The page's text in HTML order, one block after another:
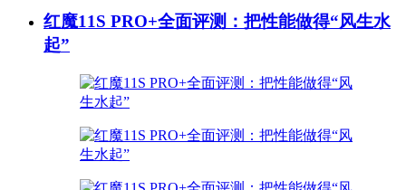
红魔11S PRO+全面评测：把性能做得“风生水
起”